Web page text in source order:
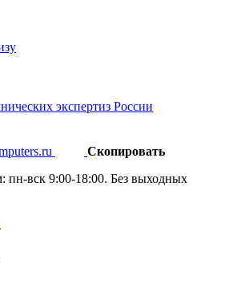
экспертиз России
Скопировать
пн-вск 9:00-18:00. Без выходных